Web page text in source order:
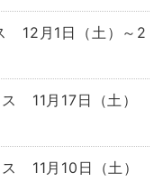
12月1日（土）～2
11月17日（土）
11月10日（土）